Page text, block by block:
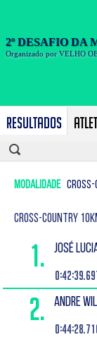
Resultados
Modalidade CROSS-
CROSS-COUNTRY
1. JOSÉ
2. ANDRE